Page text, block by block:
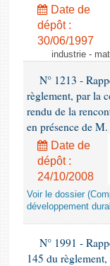
Date de
dépôt :
30/06/1997
industrie -
N° 1213 -
règlement, par la
rendu de la
en présence de
Date de
dépôt :
24/10/2008
Voir le dossier
développement
N° 1991 -
145 du